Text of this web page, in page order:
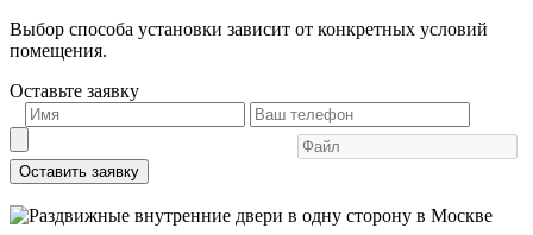
Выбор способа установки зависит от конкретных условий
помещения.
Оставьте заявку
Оставить заявку